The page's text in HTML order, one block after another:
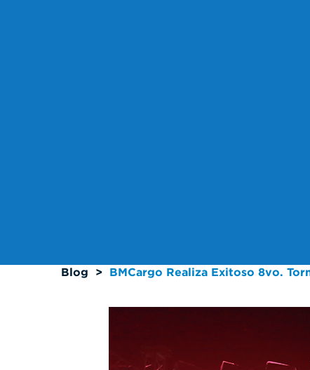
Blog > BMCargo Realiza Exitoso 8vo.